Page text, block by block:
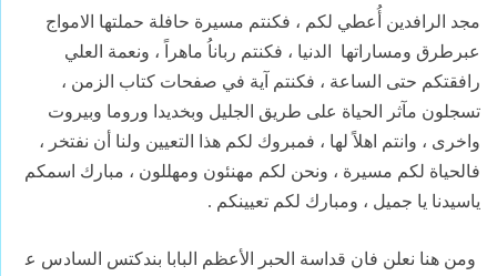
مجد الرافدين أُعطي لكم ، فكنتم مسيرة حافلة حملتها الامواج
عبرطرق ومساراتها الدنيا ، فكنتم رباناُ ماهراً ، ونعمة العلي
رافقتكم حتى الساعة ، فكنتم آية في صفحات كتاب الزمن ،
تسجلون مآثر الحياة على طريق الجليل وبخديدا وروما وبيروت
واخرى ، وانتم اهلاً لها ، فمبروك لكم هذا التعيين ولنا أن نفتخر ،
فالحياة لكم مسيرة ، ونحن لكم مهنئون ومهللون ، مبارك اسمكم
ياسيدنا يا جميل ، ومبارك لكم تعيينكم .
ومن هنا نعلن فان قداسة الحبر الأعظم البابا بندكتس السادس ع